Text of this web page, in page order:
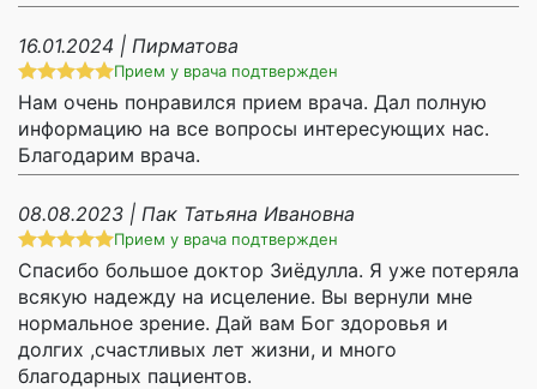
16.01.2024 | Пирматова
Прием у врача подтвержден
Нам очень понравился прием врача. Дал полную
информацию на все вопросы интересующих нас.
Благодарим врача.
08.08.2023 | Пак Татьяна Ивановна
Прием у врача подтвержден
Спасибо большое доктор Зиёдулла. Я уже потеряла
всякую надежду на исцеление. Вы вернули мне
нормальное зрение. Дай вам Бог здоровья и
долгих ,счастливых лет жизни, и много
благодарных пациентов.